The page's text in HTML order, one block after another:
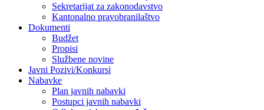
Sekretarijat za zakonodavstvo
Kantonalno pravobranilaštvo
Dokumenti
Budžet
Propisi
Službene novine
Javni Pozivi/Konkursi
Nabavke
Plan javnih nabavki
Postupci javnih nabavki